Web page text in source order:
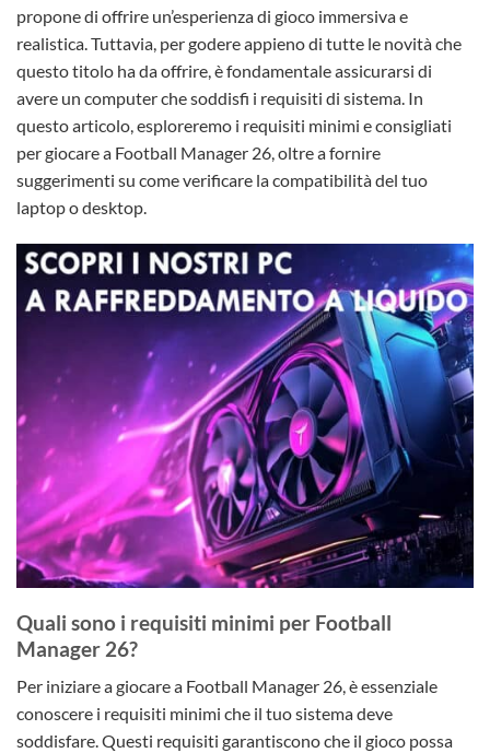
propone di offrire un’esperienza di gioco immersiva e
realistica. Tuttavia, per godere appieno di tutte le novità che
questo titolo ha da offrire, è fondamentale assicurarsi di
avere un computer che soddisfi i requisiti di sistema. In
questo articolo, esploreremo i requisiti minimi e consigliati
per giocare a Football Manager 26, oltre a fornire
suggerimenti su come verificare la compatibilità del tuo
laptop o desktop.
Quali sono i requisiti minimi per Football
Manager 26?
Per iniziare a giocare a Football Manager 26, è essenziale
conoscere i requisiti minimi che il tuo sistema deve
soddisfare. Questi requisiti garantiscono che il gioco possa